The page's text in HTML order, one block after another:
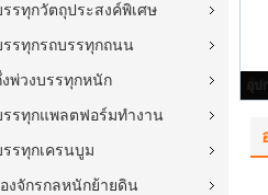
รรทุกวัตถุประสงค์พิเศษ
รรทุกรถบรรทุกถนน
งพ่วงบรรทุกหนัก
รรทุกแพลตฟอร์มทำงาน
รรทุกเครนบูม
องจักรกลหนักย้ายดิน
ไ